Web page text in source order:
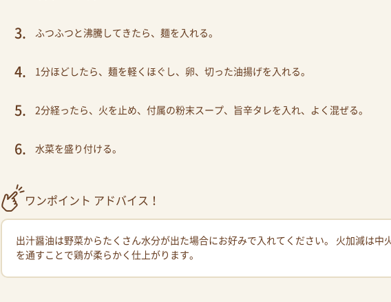
ふつふつと沸騰してきたら、麺を入れる。
1分ほどしたら、麺を軽くほぐし、卵、切った油揚げを入れる。
2分経ったら、火を止め、付属の粉末スープ、旨辛タレを入れ、よく混ぜる。
水菜を盛り付ける。
ワンポイント アドバイス！
出汁醤油は野菜からたくさん水分が出た場合にお好みで入れてください。 火加減は中
を通すことで鶏が柔らかく仕上がります。